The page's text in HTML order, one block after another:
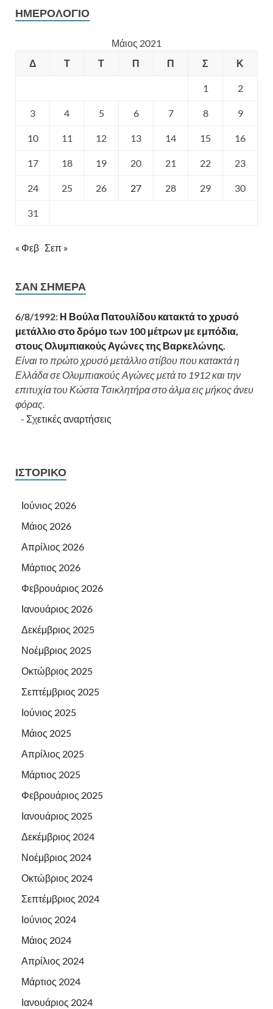
ΗΜΕΡΟΛΌΓΙΟ
Μάιος 2021
Δ
Τ Τ Π Π Σ Κ
1 2
3 4 5 6 7 8 9
10 11 12 13 14 15 16
17 18 19 20 21 22 23
24 25 26 27 28 29 30
31
« Φεβ Σεπ »
ΣΑΝ ΣΉΜΕΡΑ
6/8/1992: Η Βούλα Πατουλίδου κατακτά το χρυσό
μετάλλιο στο δρόμο των 100 μέτρων με εμπόδια,
στους Ολυμπιακούς Αγώνες της Βαρκελώνης.
Είναι το πρώτο χρυσό μετάλλιο στίβου που κατακτά η
Ελλάδα σε Ολυμπιακούς Αγώνες μετά το 1912 και την
επιτυχία του Κώστα Τσικλητήρα στο άλμα εις μήκος άνευ
φόρας.
- Σχετικές αναρτήσεις
ΙΣΤΟΡΙΚΌ
Ιούνιος 2026
Μάιος 2026
Απρίλιος 2026
Μάρτιος 2026
Φεβρουάριος 2026
Ιανουάριος 2026
Δεκέμβριος 2025
Νοέμβριος 2025
Οκτώβριος 2025
Σεπτέμβριος 2025
Ιούνιος 2025
Μάιος 2025
Απρίλιος 2025
Μάρτιος 2025
Φεβρουάριος 2025
Ιανουάριος 2025
Δεκέμβριος 2024
Νοέμβριος 2024
Οκτώβριος 2024
Σεπτέμβριος 2024
Ιούνιος 2024
Μάιος 2024
Απρίλιος 2024
Μάρτιος 2024
Ιανουάριος 2024